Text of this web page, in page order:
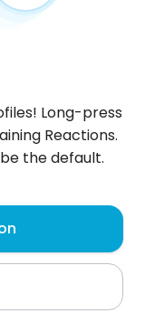
45 -56 lat.
Long-press
Reactions.
the default.